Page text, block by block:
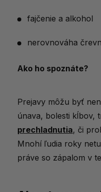
fajčenie a alkohol
nerovnováha
Ako ho spoznáte?
Prejavy môžu byť
únava, bolesti kĺbov,
prechladnutia, či
Mnohí ľudia roky
práve so zápalom v